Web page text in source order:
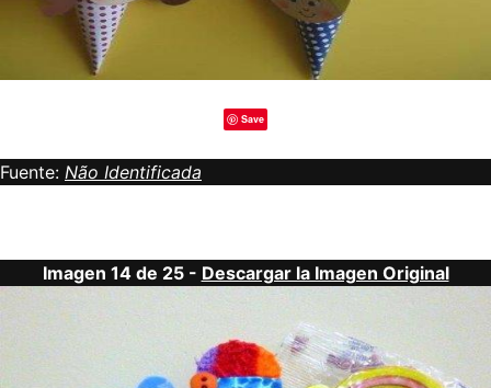
Save
Fuente: Não Identificada
Imagen 14 de 25 - Descargar la Imagen Original